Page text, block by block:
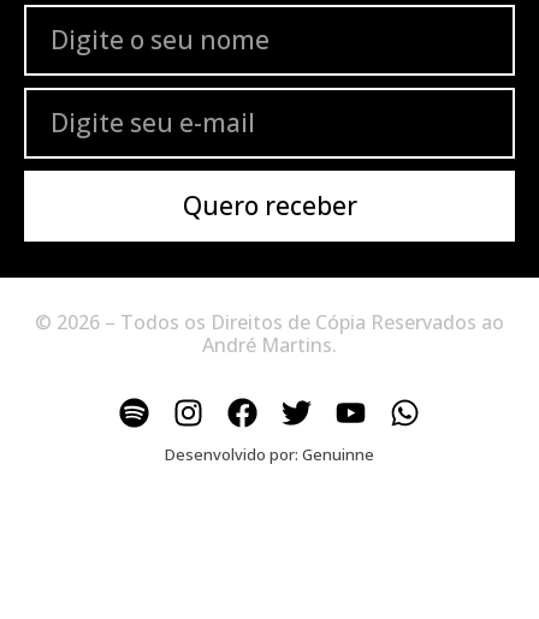
Quero receber
© 2026 – Todos os Direitos de Cópia Reservados ao
André Martins.
Desenvolvido por: Genuinne